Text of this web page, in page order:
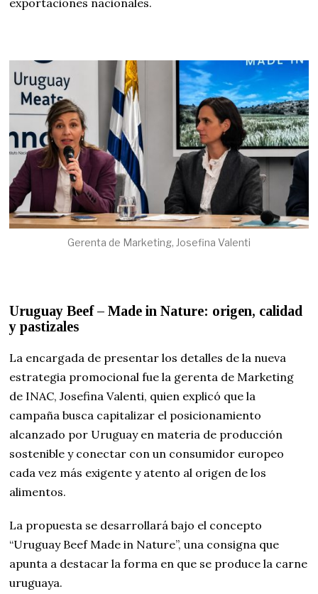
exportaciones nacionales.
Gerenta de Marketing, Josefina Valenti
Uruguay Beef – Made in Nature: origen, calidad
y pastizales
La encargada de presentar los detalles de la nueva
estrategia promocional fue la gerenta de Marketing
de INAC, Josefina Valenti, quien explicó que la
campaña busca capitalizar el posicionamiento
alcanzado por Uruguay en materia de producción
sostenible y conectar con un consumidor europeo
cada vez más exigente y atento al origen de los
alimentos.
La propuesta se desarrollará bajo el concepto
“Uruguay Beef Made in Nature”, una consigna que
apunta a destacar la forma en que se produce la carne
uruguaya.